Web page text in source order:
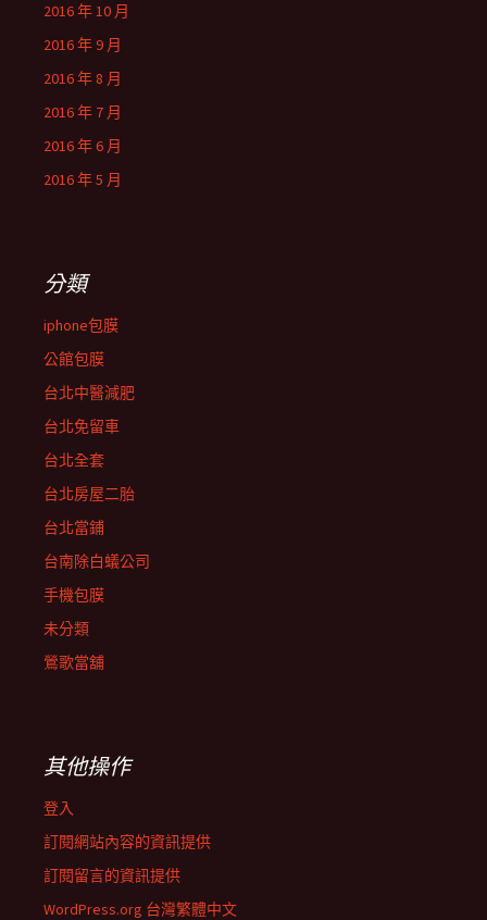
2016 年 10 月
2016 年 9 月
2016 年 8 月
2016 年 7 月
2016 年 6 月
2016 年 5 月
分類
iphone包膜
公館包膜
台北中醫減肥
台北免留車
台北全套
台北房屋二胎
台北當鋪
台南除白蟻公司
手機包膜
未分類
鶯歌當舖
其他操作
登入
訂閱網站內容的資訊提供
訂閱留言的資訊提供
WordPress.org 台灣繁體中文